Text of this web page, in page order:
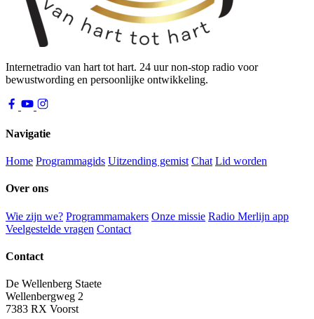
Internetradio van hart tot hart. 24 uur non-stop radio voor
bewustwording en persoonlijke ontwikkeling.
Navigatie
Home Programmagids Uitzending gemist Chat Lid worden
Over ons
Wie zijn we? Programmamakers Onze missie Radio Merlijn app
Veelgestelde vragen Contact
Contact
De Wellenberg Staete
Wellenbergweg 2
7383 RX Voorst